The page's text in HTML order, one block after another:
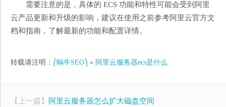
需要注意的是，具体的 ECS 功能和特性可能会受到阿里
云产品更新和升级的影响，建议在使用之前参考阿里云官方文
档和指南，了解最新的功能和配置详情。
转载请注明： ⎛蜗牛SEO⎞ » 阿里云服务器ecs是什么
【上一篇】 阿里云服务器怎么扩大磁盘空间